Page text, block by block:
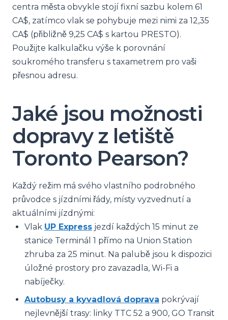
centra města obvykle stojí fixní sazbu kolem 61
CA$, zatímco vlak se pohybuje mezi nimi za 12,35
CA$ (přibližně 9,25 CA$ s kartou PRESTO).
Použijte kalkulačku výše k porovnání
soukromého transferu s taxametrem pro vaši
přesnou adresu.
Jaké jsou možnosti
dopravy z letiště
Toronto Pearson?
Každý režim má svého vlastního podrobného
průvodce s jízdními řády, místy vyzvednutí a
aktuálními jízdnými:
Vlak UP Express jezdí každých 15 minut ze
stanice Terminál 1 přímo na Union Station
zhruba za 25 minut. Na palubě jsou k dispozici
úložné prostory pro zavazadla, Wi-Fi a
nabíječky.
Autobusy a kyvadlová doprava pokrývají
nejlevnější trasy: linky TTC 52 a 900, GO Transit